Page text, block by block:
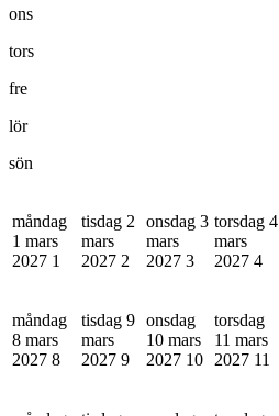
ons
tors
fre
lör
sön
måndag
1 mars
2027 1
tisdag 2
mars
2027 2
onsdag 3
mars
2027 3
torsdag 4
mars
2027 4
måndag
8 mars
2027 8
tisdag 9
mars
2027 9
onsdag
10 mars
2027 10
torsdag
11 mars
2027 11